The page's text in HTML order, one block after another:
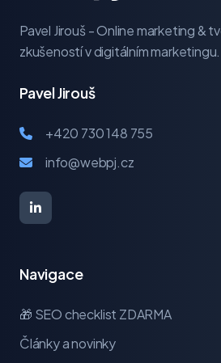
Pavel Jirouš - Online marketing &
zkušeností v digitálním marketingu.
Pavel Jirouš
+420 730 148 755
info@webpj.cz
Navigace
🎁 SEO checklist ZDARMA
Články a novinky